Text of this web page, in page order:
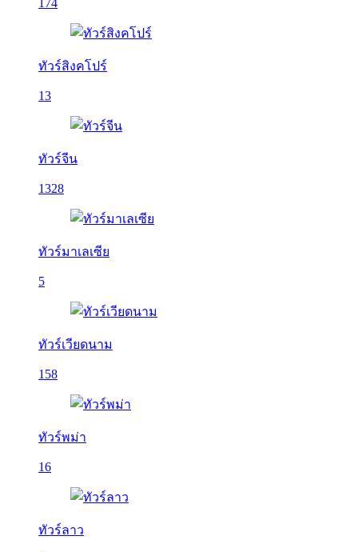
174
ทัวร์สิงคโปร์
13
ทัวร์จีน
1328
ทัวร์มาเลเซีย
5
ทัวร์เวียดนาม
158
ทัวร์พม่า
16
ทัวร์ลาว